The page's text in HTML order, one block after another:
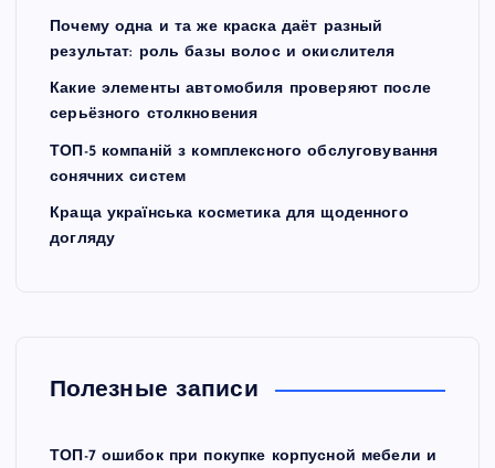
Почему одна и та же краска даёт разный
результат: роль базы волос и окислителя
Какие элементы автомобиля проверяют после
серьёзного столкновения
ТОП-5 компаній з комплексного обслуговування
сонячних систем
Краща українська косметика для щоденного
догляду
Полезные записи
ТОП-7 ошибок при покупке корпусной мебели и